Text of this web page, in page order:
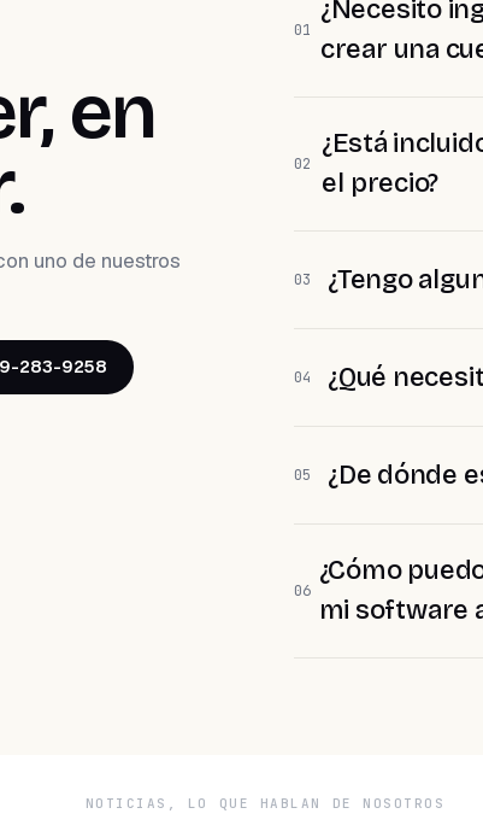
en
uno de nuestros
283-9258
01
¿Necesito
crear una
02
¿Está
el precio?
03 ¿Tengo
04 ¿Qué
05 ¿De dónde
06
¿Cómo
mi software
NOTICIAS, LO QUE HABLAN DE NOSOTROS